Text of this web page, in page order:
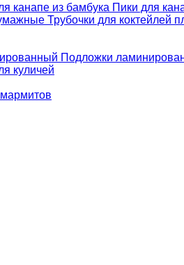
канапе из бамбука Пики для
Трубочки для коктейлей
Подложки
куличей